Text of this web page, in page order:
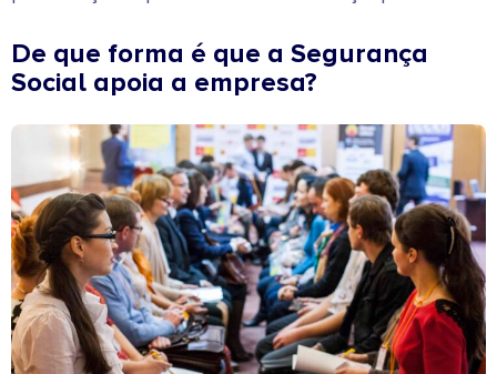
De que forma é que a Segurança
Social apoia a empresa?